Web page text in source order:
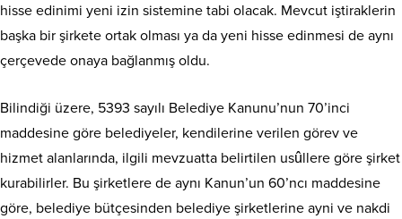
hisse edinimi yeni izin sistemine tabi olacak. Mevcut iştiraklerin
başka bir şirkete ortak olması ya da yeni hisse edinmesi de aynı
çerçevede onaya bağlanmış oldu.
Bilindiği üzere, 5393 sayılı Belediye Kanunu’nun 70’inci
maddesine göre belediyeler, kendilerine verilen görev ve
hizmet alanlarında, ilgili mevzuatta belirtilen usûllere göre şirket
kurabilirler. Bu şirketlere de aynı Kanun’un 60’ncı maddesine
göre, belediye bütçesinden belediye şirketlerine ayni ve nakdi